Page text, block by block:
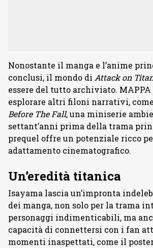
Nonostante il manga e l’anime
conclusi, il mondo di Attack on
essere del tutto archiviato. MAPPA
esplorare altri filoni narrativi, come
Before The Fall, una miniserie
settant’anni prima della trama
prequel offre un potenziale ricco
adattamento cinematografico.
Un’eredità titanica
Isayama lascia un’impronta
dei manga, non solo per la trama
personaggi indimenticabili, ma
capacità di connettersi con i fan
momenti inaspettati, come il